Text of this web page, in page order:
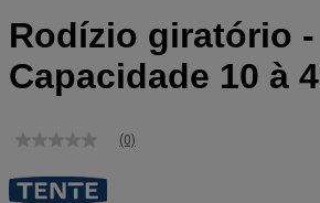
Rodízio giratório -
Capacidade 10 à
Sem
de
(0)